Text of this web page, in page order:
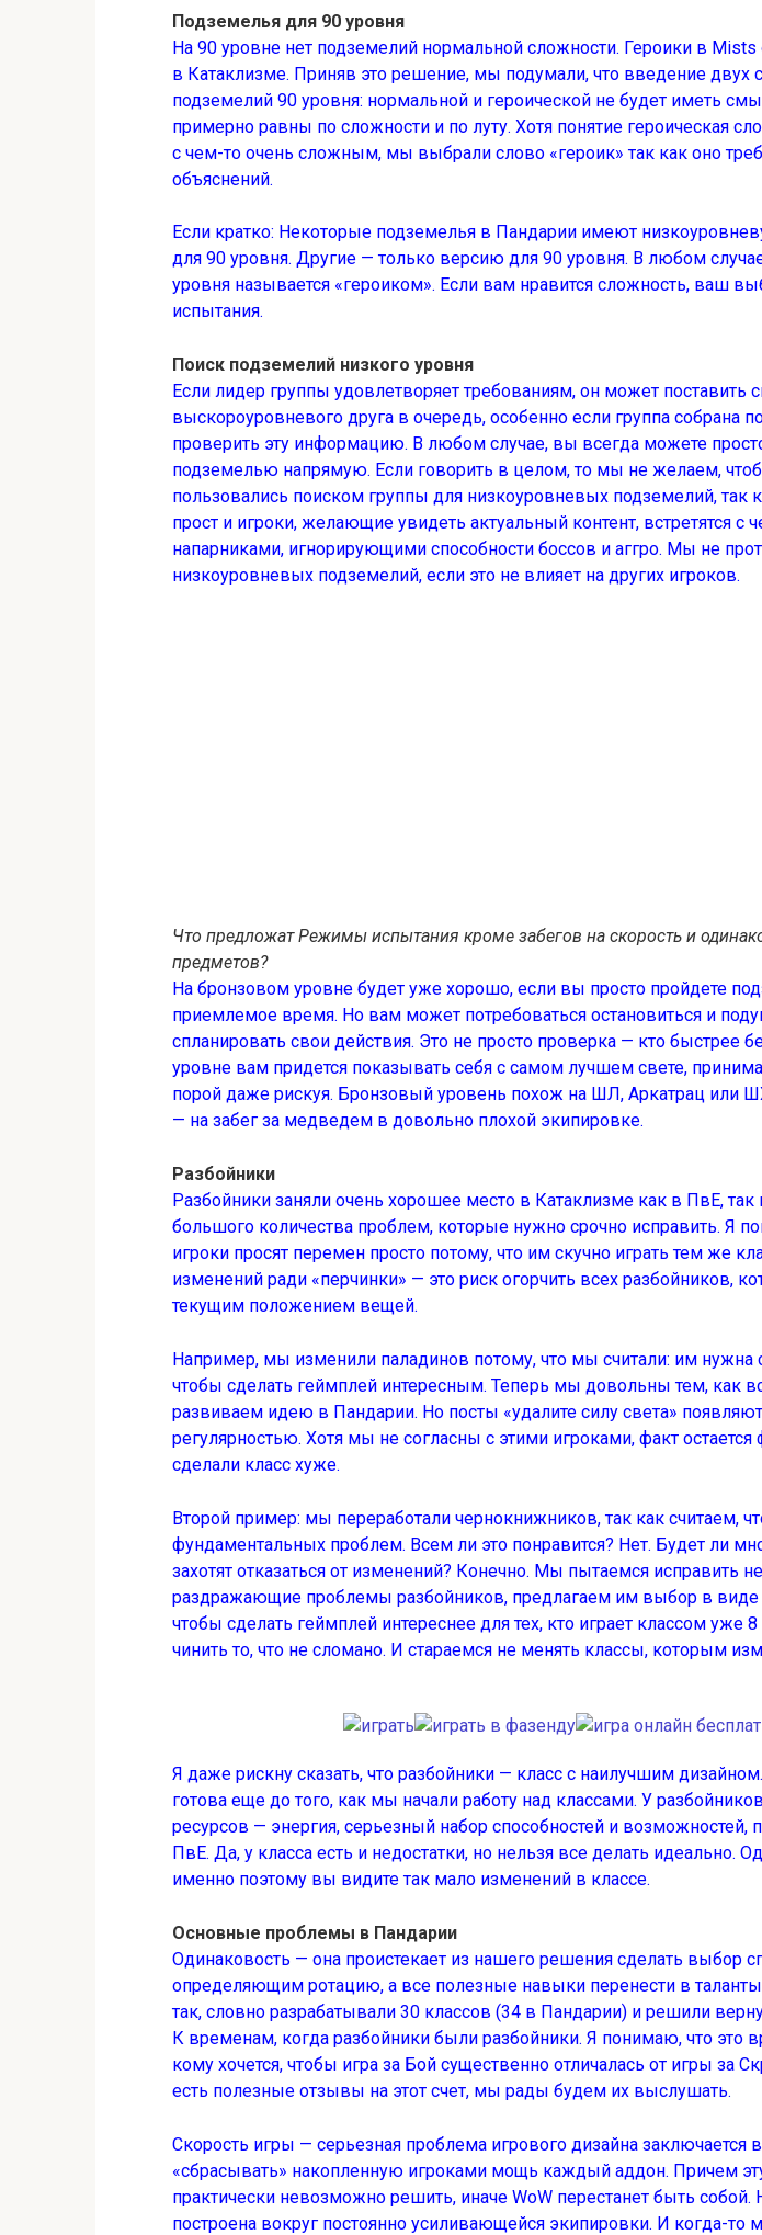
Подземелья для 90 уровня
На 90 уровне нет подземелий нормальной сложности. Героики в
в Катаклизме. Приняв это решение, мы подумали, что введение двух
подземелий 90 уровня: нормальной и героической не будет иметь
примерно равны по сложности и по луту. Хотя понятие героическая
с чем-то очень сложным, мы выбрали слово «героик» так как оно
объяснений.
Если кратко: Некоторые подземелья в Пандарии имеют
для 90 уровня. Другие — только версию для 90 уровня. В любом
уровня называется «героиком». Если вам нравится сложность, ваш
испытания.
Поиск подземелий низкого уровня
Если лидер группы удовлетворяет требованиям, он может поставить
выскороуровневого друга в очередь, особенно если группа собрана
проверить эту информацию. В любом случае, вы всегда можете
подземелью напрямую. Если говорить в целом, то мы не желаем,
пользовались поиском группы для низкоуровневых подземелий, так
прост и игроки, желающие увидеть актуальный контент, встретятся
напарниками, игнорирующими способности боссов и аггро. Мы не
низкоуровневых подземелий, если это не влияет на других игроков.
Что предложат Режимы испытания кроме забегов на скорость и
предметов?
На бронзовом уровне будет уже хорошо, если вы просто пройдете
приемлемое время. Но вам может потребоваться остановиться и
спланировать свои действия. Это не просто проверка — кто быстрее
уровне вам придется показывать себя с самом лучшем свете,
порой даже рискуя. Бронзовый уровень похож на ШЛ, Аркатрац или
— на забег за медведем в довольно плохой экипировке.
Разбойники
Разбойники заняли очень хорошее место в Катаклизме как в ПвЕ,
большого количества проблем, которые нужно срочно исправить. Я
игроки просят перемен просто потому, что им скучно играть тем же
изменений ради «перчинки» — это риск огорчить всех разбойников,
текущим положением вещей.
Например, мы изменили паладинов потому, что мы считали: им нужна
чтобы сделать геймплей интересным. Теперь мы довольны тем, как
развиваем идею в Пандарии. Но посты «удалите силу света»
регулярностью. Хотя мы не согласны с этими игроками, факт
сделали класс хуже.
Второй пример: мы переработали чернокнижников, так как считаем,
фундаментальных проблем. Всем ли это понравится? Нет. Будет ли
захотят отказаться от изменений? Конечно. Мы пытаемся исправить
раздражающие проблемы разбойников, предлагаем им выбор в виде
чтобы сделать геймплей интереснее для тех, кто играет классом уже
чинить то, что не сломано. И стараемся не менять классы, которым
Я даже рискну сказать, что разбойники — класс с наилучшим
готова еще до того, как мы начали работу над классами. У
ресурсов — энергия, серьезный набор способностей и возможностей,
ПвЕ. Да, у класса есть и недостатки, но нельзя все делать идеально.
именно поэтому вы видите так мало изменений в классе.
Основные проблемы в Пандарии
Одинаковость — она проистекает из нашего решения сделать выбор
определяющим ротацию, а все полезные навыки перенести в
так, словно разрабатывали 30 классов (34 в Пандарии) и решили
К временам, когда разбойники были разбойники. Я понимаю, что это
кому хочется, чтобы игра за Бой существенно отличалась от игры за
есть полезные отзывы на этот счет, мы рады будем их выслушать.
Скорость игры — серьезная проблема игрового дизайна заключается
«сбрасывать» накопленную игроками мощь каждый аддон. Причем
практически невозможно решить, иначе WoW перестанет быть собой.
построена вокруг постоянно усиливающейся экипировки. И когда-то